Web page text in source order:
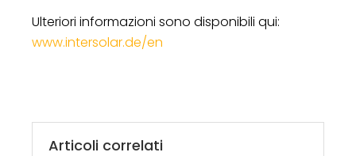
Ulteriori informazioni sono disponibili qui:
www.intersolar.de/en
Articoli correlati